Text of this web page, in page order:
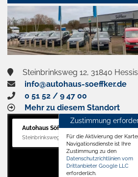
Steinbrinksweg 12, 31840
info@autohaus-soeffker.de
0 51 52 / 9 47 00
Mehr zu diesem Standort
Autohaus Söffker GmbH
Steinbrinksweg 12, 31840 Hessisch Oldendorf
Zustimmung
Für die Aktivierung der
Navigationsdienste ist Ihre
Zustimmung zu den
Datenschutzrichtlinien vom
Drittanbieter Google LLC
erforderlich.